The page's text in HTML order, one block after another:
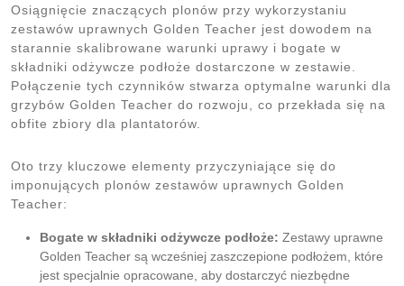
Osiągnięcie znaczących plonów przy wykorzystaniu
zestawów uprawnych Golden Teacher jest dowodem na
starannie skalibrowane warunki uprawy i bogate w
składniki odżywcze podłoże dostarczone w zestawie.
Połączenie tych czynników stwarza optymalne warunki dla
grzybów Golden Teacher do rozwoju, co przekłada się na
obfite zbiory dla plantatorów.
Oto trzy kluczowe elementy przyczyniające się do
imponujących plonów zestawów uprawnych Golden
Teacher:
Bogate w składniki odżywcze podłoże: Zestawy uprawne
Golden Teacher są wcześniej zaszczepione podłożem, które
jest specjalnie opracowane, aby dostarczyć niezbędne